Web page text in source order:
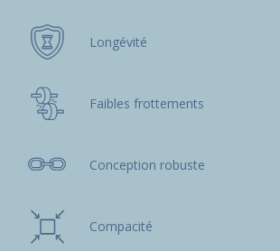
Longévité
Faibles frottements
Conception robuste
Compacité